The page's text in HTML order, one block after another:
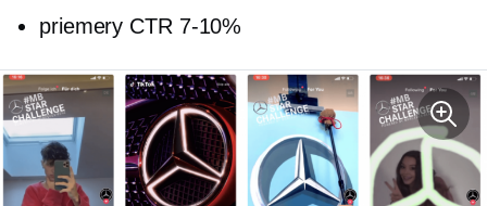
priemery CTR 7-10%